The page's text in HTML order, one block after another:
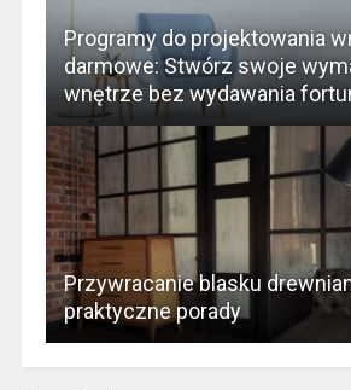
Programy do projektowania
darmowe: Stwórz swoje
wnętrze bez wydawania
Przywracanie blasku
praktyczne porady